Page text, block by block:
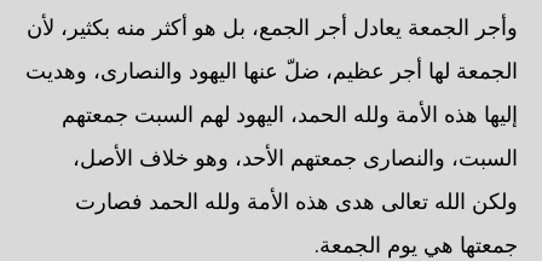
وأجر الجمعة يعادل أجر الجمع، بل هو أكثر منه بكثير، لأن
الجمعة لها أجر عظيم، ضلّ عنها اليهود والنصارى، وهديت
إليها هذه الأمة ولله الحمد، اليهود لهم السبت جمعتهم
السبت، والنصارى جمعتهم الأحد، وهو خلاف الأصل،
ولكن الله تعالى هدى هذه الأمة ولله الحمد فصارت
جمعتها هي يوم الجمعة.